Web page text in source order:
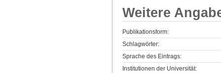
Weitere
Publikationsform:
Schlagwörter:
Sprache des Eintrags:
Institutionen der Universität: